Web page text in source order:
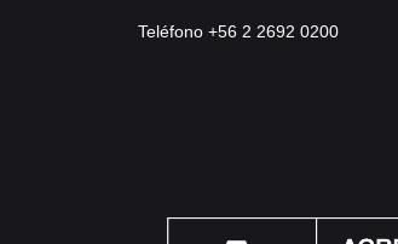
Teléfono +56 2 2692 0200